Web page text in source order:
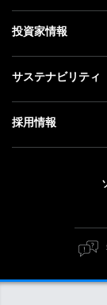
更新情報
社長メッセージ
事業紹介
理念・ビジョン
成長戦略「
人材戦略
投資家情報
投資家情報 トッ
経営方針
サステナビリティ
サステナビリテ
トップメッセ
ESG方針・体制
マテリアリテ
ESGの主な取
採用情報
キャリア採用
障がい者採用